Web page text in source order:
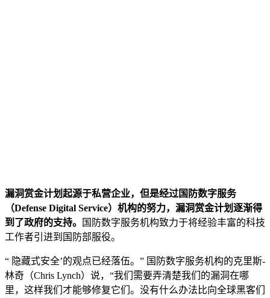
漏洞赏金计划起源于私营企业，但是经过国防数字服务
（Defense Digital Service）机构的努力，漏洞赏金计划逐渐得
到了政府的支持。
国防数字服务机构致力于将经验丰富的科技
工作者引进到国防部服役。
“ 隐藏式安全’的观点已经落伍。” 国防数字服务机构的克里斯-
林奇（Chris Lynch）说，“我们需要弄清楚我们的漏洞在哪
里，这样我们才能够修复它们。没有什么办法比向全球黑客们